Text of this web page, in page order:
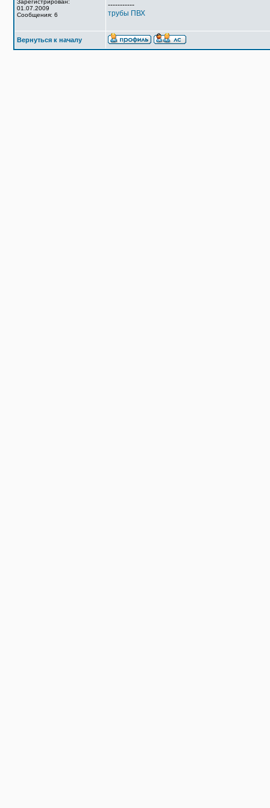
Зарегистрирован:
01.07.2009
Сообщения: 6
-----------
трубы ПВХ
Вернуться к началу